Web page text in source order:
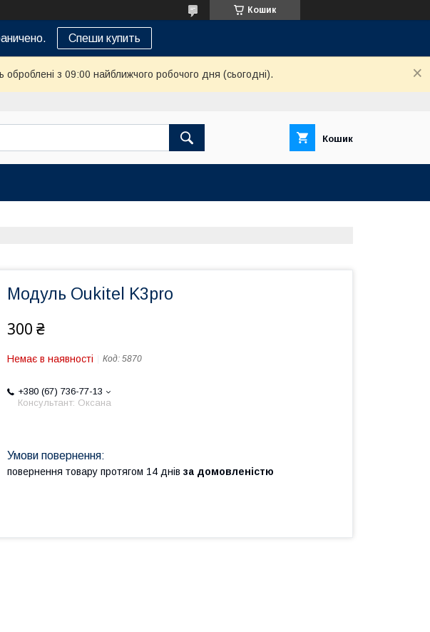
Кошик
Спеши купить
з 09:00 найближчого робочого дня (сьогодні).
Кошик
Модуль Oukitel K3pro
300 ₴
Немає в наявності Код: 5870
+380 (67) 736-77-13
Консультант: Оксана
повернення товару протягом 14 днів за домовленістю